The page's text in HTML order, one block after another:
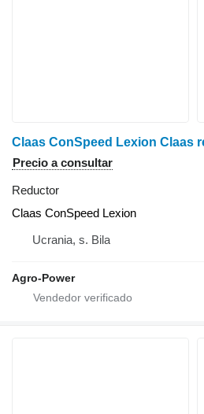
Precio a consultar
Reductor
Claas ConSpeed Lexion
Ucrania, s. Bila
Agro-Power